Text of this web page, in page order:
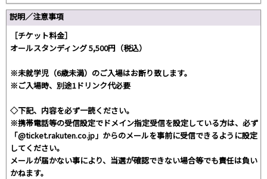
説明／注意事項
［チケット料金］
オールスタンディング 5,500円（税込）
※未就学児（6歳未満）のご入場はお断り致します。
※ご入場時、別途1ドリンク代必要
◇下記、内容を必ず一読ください。
※携帯電話等の受信設定でドメイン指定受信を設定している方は、必ず
「@ticket.rakuten.co.jp」からのメールを事前に受信できるように設定
してください。
メールが届かない事により、当選が確認できない場合等でも責任は負い
かねます。